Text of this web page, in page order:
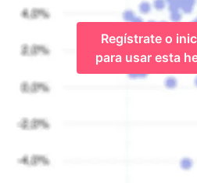
Regístrate o
para usar esta